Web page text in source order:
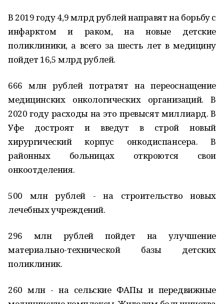
В 2019 году 4,9 млрд рублей направят на борьбу с
инфарктом и раком, на новые детские
поликлиники, а всего за шесть лет в медицину
пойдет 16,5 млрд рублей.
666 млн рублей потратят на переоснащение
медицинских онкологических организаций. В
2020 году расходы на это превысят миллиард. В
Уфе достроят и введут в строй новый
хирургический корпус онкодиспансера. В
районных больницах откроются свои
онкоотделения.
500 млн рублей - на строительство новых
лечебных учреждений.
296 млн рублей пойдет на улучшение
материально-технической базы детских
поликлиник.
260 млн - на сельские ФАПы и передвижные